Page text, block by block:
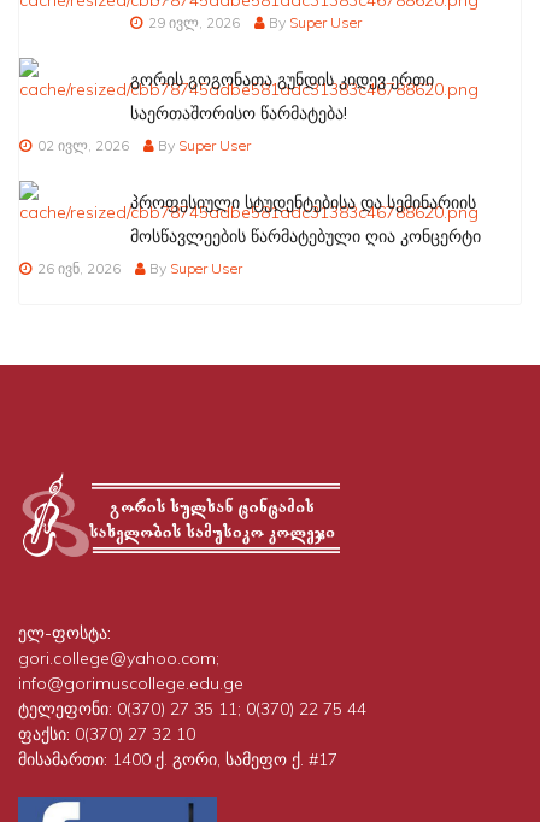
29 ივლ, 2026 By Super User
გორის გოგონათა გუნდის კიდევ ერთი
საერთაშორისო წარმატება!
02 ივლ, 2026 By Super User
პროფესიული სტუდენტებისა და სემინარიის
მოსწავლეების წარმატებული ღია კონცერტი
26 ივნ, 2026 By Super User
ელ-ფოსტა:
gori.college@yahoo.com;
info@gorimuscollege.edu.ge
ტელეფონი: 0(370) 27 35 11; 0(370) 22 75 44
ფაქსი: 0(370) 27 32 10
მისამართი: 1400 ქ. გორი, სამეფო ქ. #17